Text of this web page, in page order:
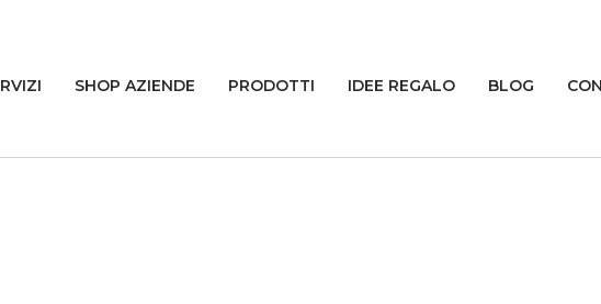
SHOP AZIENDE PRODOTTI IDEE REGALO BLOG